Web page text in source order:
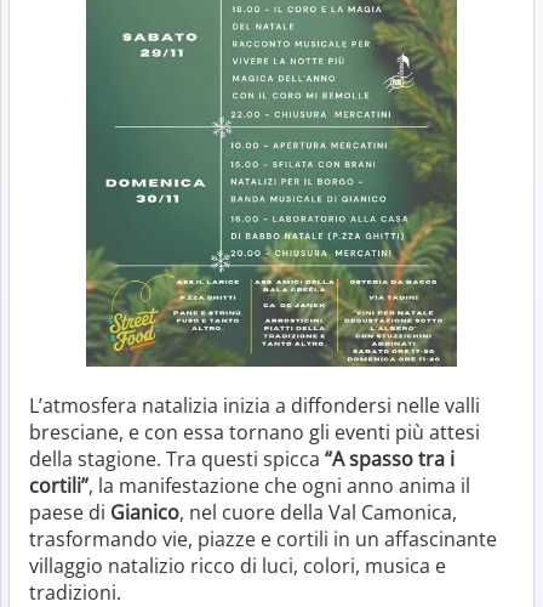
L’atmosfera natalizia inizia a diffondersi nelle valli
bresciane, e con essa tornano gli eventi più attesi
della stagione. Tra questi spicca “A spasso tra i
cortili”, la manifestazione che ogni anno anima il
paese di Gianico, nel cuore della Val Camonica,
trasformando vie, piazze e cortili in un affascinante
villaggio natalizio ricco di luci, colori, musica e
tradizioni.